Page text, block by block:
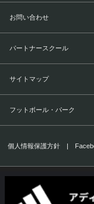
お問い合わせ
パートナースクール
サイトマップ
フットボール・パーク
個人情報保護方針 |